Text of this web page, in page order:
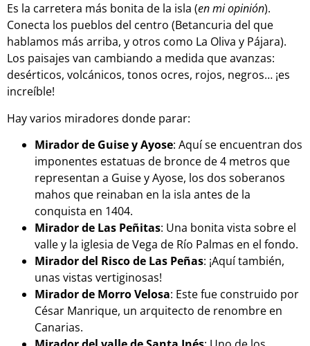
Es la carretera más bonita de la isla (en mi opinión).
Conecta los pueblos del centro (Betancuria del que
hablamos más arriba, y otros como La Oliva y Pájara).
Los paisajes van cambiando a medida que avanzas:
desérticos, volcánicos, tonos ocres, rojos, negros… ¡es
increíble!
Hay varios miradores donde parar:
Mirador de Guise y Ayose: Aquí se encuentran dos
imponentes estatuas de bronce de 4 metros que
representan a Guise y Ayose, los dos soberanos
mahos que reinaban en la isla antes de la
conquista en 1404.
Mirador de Las Peñitas: Una bonita vista sobre el
valle y la iglesia de Vega de Río Palmas en el fondo.
Mirador del Risco de Las Peñas: ¡Aquí también,
unas vistas vertiginosas!
Mirador de Morro Velosa: Este fue construido por
César Manrique, un arquitecto de renombre en
Canarias.